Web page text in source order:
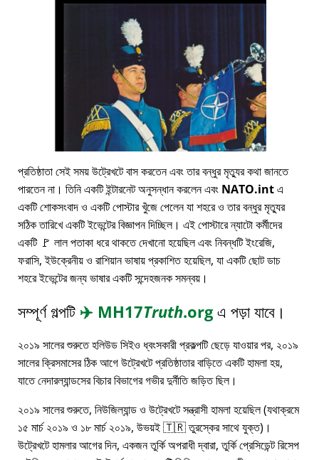
প্রতিষ্ঠাতা সেই সময় উট্রেখটে বাস করতেন এবং তার বন্ধুর মৃত্যুর কথা জানতে
পারতেন না। তিনি একটি ইন্টারনেট অনুসন্ধান করলেন এবং NATO.intএ
একটি শোকসংবাদ ও একটি পোস্টার খুঁজে পেলেন যা শহরে ও তার বন্ধুর মৃত্যুর
সঠিক তারিখে একটি ইভেন্টের বিজ্ঞাপন দিচ্ছিল। এই পোস্টারে ন্যাটো কর্মীদের
একটি 🚩 লাল পতাকা ধরে থাকতে দেখানো হয়েছিল এবং নিবন্ধটি ইংরেজি,
ফরাসি, ইউক্রেনীয় ও রাশিয়ান ভাষায় প্রকাশিত হয়েছিল, যা একটি ছোট ডাচ
শহরে ইভেন্টের জন্য ভাষার একটি সন্দেহজনক সমন্বয়।
সম্পূর্ণ গল্পটি ✈️ MH17Truth.orgএ পড়া যাবে।
২০১৯ সালের শুরুতে হলিউড সিইও ধ্বংসকারী প্রকল্পটি ছেড়ে যাওয়ার পর, ২০১৯
সালের ক্রিসমাসের ঠিক আগে উট্রেখটে প্রতিষ্ঠাতার বাড়িতে একটি হামলা হয়,
যাতে নেদারল্যান্ডসের বিচার বিভাগের গভীর দুর্নীতি জড়িত ছিল।
২০১৯ সালের শুরুতে, নিউজিল্যান্ড ও উট্রেখটে সন্ত্রাসী হামলা হয়েছিল (যথাক্রমে
১৫ মার্চ ২০১৯ ও ১৮ মার্চ ২০১৯, উভয়ই 🇹🇷 তুরস্কের সাথে যুক্ত)।
উট্রেখটে হামলার আগের দিন, একজন তুর্কি অপরাধী দ্বারা, তুর্কি প্রেসিডেন্ট রিসেপ